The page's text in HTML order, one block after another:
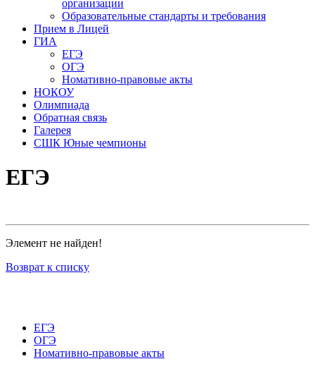
организации
Образовательные стандарты и требования
Прием в Лицей
ГИА
ЕГЭ
ОГЭ
Номативно-правовые акты
НОКОУ
Олимпиада
Обратная связь
Галерея
СШК Юные чемпионы
ЕГЭ
Элемент не найден!
Возврат к списку
ЕГЭ
ОГЭ
Номативно-правовые акты